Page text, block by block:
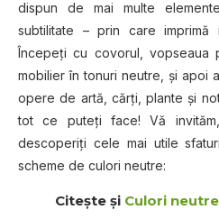
dispun de mai multe
subtilitate – prin care imprimă
Începeți cu covorul,
mobilier în tonuri neutre, și apoi
opere de artă, cărți, plante și
tot ce puteți face! Vă
descoperiți cele mai utile
scheme de culori neutre:
Citeşte şi Culori